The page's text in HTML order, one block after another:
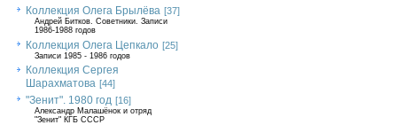
Коллекция Олега Брылёва [37]
Андрей Битков. Советники. Записи
1986-1988 годов
Коллекция Олега Цепкало [25]
Записи 1985 - 1986 годов
Коллекция Сергея
Шарахматова [44]
"Зенит". 1980 год [16]
Александр Малашёнок и отряд
"Зенит" КГБ СССР